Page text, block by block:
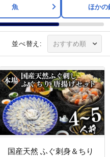
魚 ほかの
並べ替え:
国産天然 ふぐ刺身＆ちり